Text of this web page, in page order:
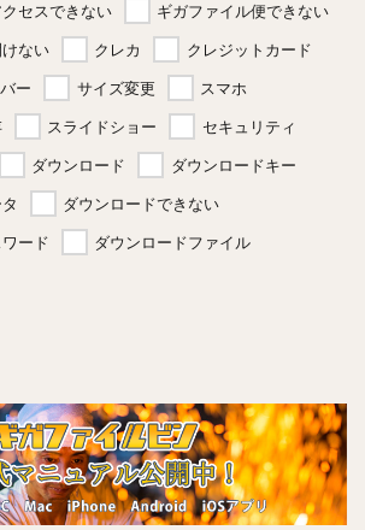
セスできない
ギガファイル便できない
ない
クレカ
クレジットカード
ー サイズ変更
スマホ
スライドショー
セキュリティ
ダウンロード
ダウンロードキー
ダウンロードできない
ード
ダウンロードファイル